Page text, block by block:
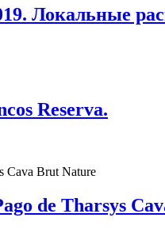
Локальные
Reserva.
de Tharsys